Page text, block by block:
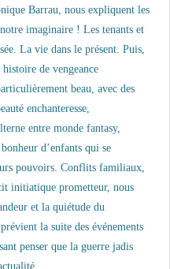
Barrau, nous expliquent les
imaginaire ! Les tenants et
La vie dans le présent. Puis,
de vengeance
beau, avec des
enchanteresse,
entre monde fantasy,
d’enfants qui se
pouvoirs. Conflits familiaux,
initiatique prometteur, nous
et la quiétude du
la suite des événements
penser que la guerre jadis